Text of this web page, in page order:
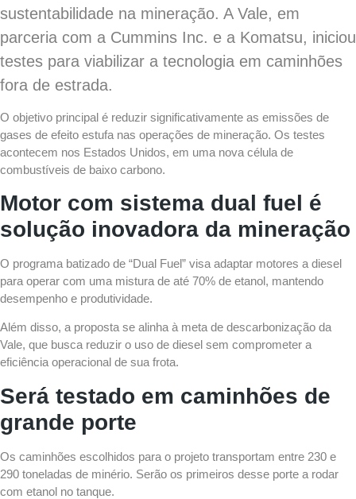
sustentabilidade na mineração. A Vale, em
parceria com a Cummins Inc. e a Komatsu, iniciou
testes para viabilizar a tecnologia em caminhões
fora de estrada.
O objetivo principal é reduzir significativamente as emissões de
gases de efeito estufa nas operações de mineração. Os testes
acontecem nos Estados Unidos, em uma nova célula de
combustíveis de baixo carbono.
Motor com sistema dual fuel é
solução inovadora da mineração
O programa batizado de “Dual Fuel” visa adaptar motores a diesel
para operar com uma mistura de até 70% de etanol, mantendo
desempenho e produtividade.
Além disso, a proposta se alinha à meta de descarbonização da
Vale, que busca reduzir o uso de diesel sem comprometer a
eficiência operacional de sua frota.
Será testado em caminhões de
grande porte
Os caminhões escolhidos para o projeto transportam entre 230 e
290 toneladas de minério. Serão os primeiros desse porte a rodar
com etanol no tanque.